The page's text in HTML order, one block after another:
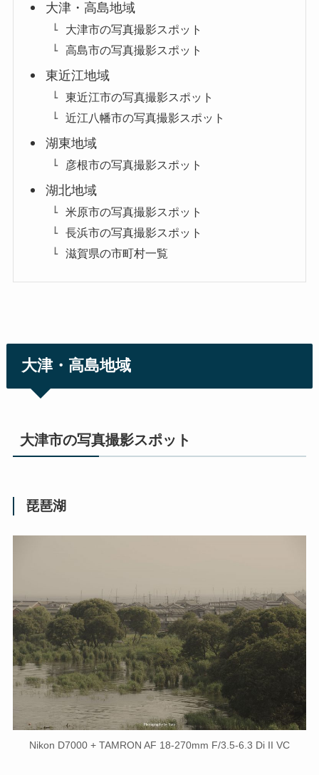
大津・高島地域
大津市の写真撮影スポット
高島市の写真撮影スポット
東近江地域
東近江市の写真撮影スポット
近江八幡市の写真撮影スポット
湖東地域
彦根市の写真撮影スポット
湖北地域
米原市の写真撮影スポット
長浜市の写真撮影スポット
滋賀県の市町村一覧
大津・高島地域
大津市の写真撮影スポット
琵琶湖
Nikon D7000 + TAMRON AF 18-270mm F/3.5-6.3 Di II VC